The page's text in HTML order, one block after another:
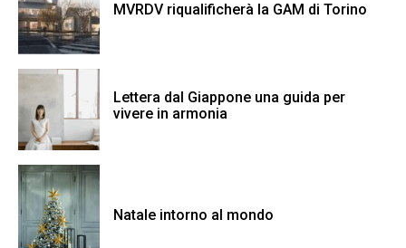
MVRDV riqualificherà la GAM di Torino
Lettera dal Giappone una guida per
vivere in armonia
Natale intorno al mondo